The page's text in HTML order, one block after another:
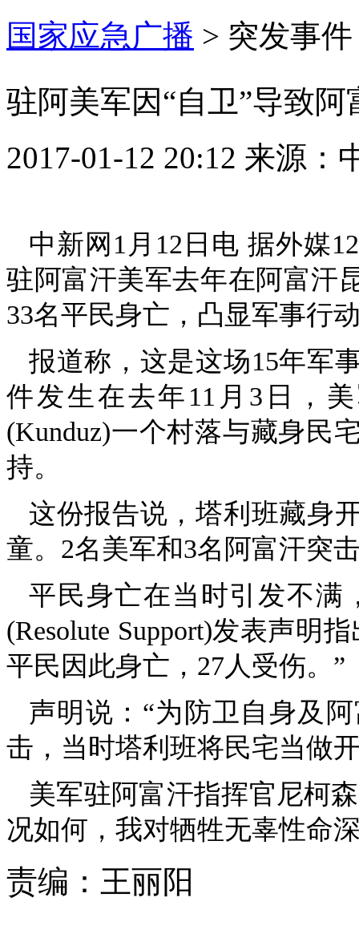
国家应急广播 > 突发事件
驻阿美军因“自卫”导致
2017-01-12 20:12 来源：
中新网1月12日电 据外媒
驻阿富汗美军去年在阿富汗
33名平民身亡，凸显军事行
报道称，这是这场15年军
件发生在去年11月3日，
(Kunduz)一个村落与藏身民
持。
这份报告说，塔利班藏身
童。2名美军和3名阿富汗突
平民身亡在当时引发不满
(Resolute Support)发表声明
平民因此身亡，27人受伤。”
声明说：“为防卫自身及
击，当时塔利班将民宅当做
美军驻阿富汗指挥官尼柯
况如何，我对牺牲无辜性命
责编： 王丽阳